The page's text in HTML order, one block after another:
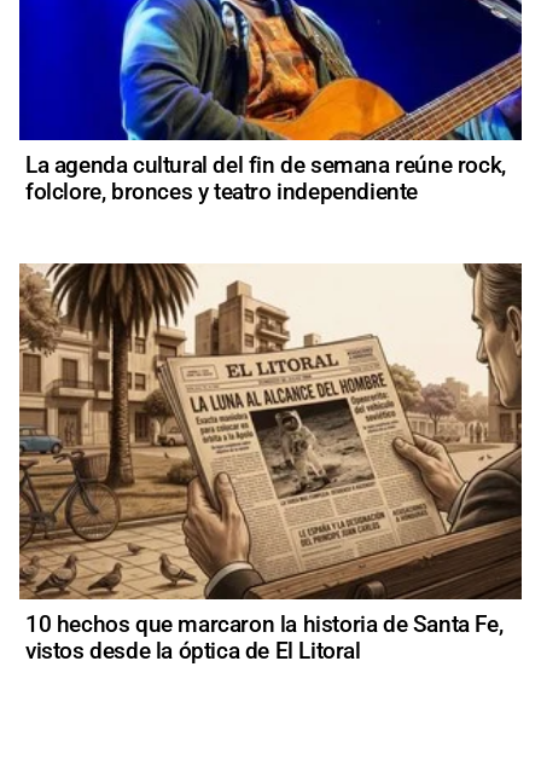
La agenda cultural del fin de semana reúne rock,
folclore, bronces y teatro independiente
10 hechos que marcaron la historia de Santa Fe,
vistos desde la óptica de El Litoral